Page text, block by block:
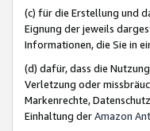
(c) für die Erstellung und
Eignung der jeweils
Informationen, die Sie in
(d) dafür, dass die
Verletzung oder
Markenrechte,
Einhaltung derAmazon